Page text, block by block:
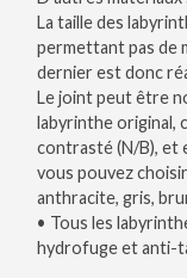
La taille des
permettant pas de
dernier est donc
Le joint peut être
labyrinthe original,
contrasté (N/B), et
vous pouvez
anthracite, gris,
• Tous les
hydrofuge et anti-